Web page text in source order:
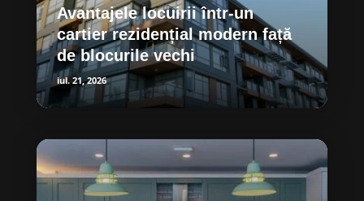
Avantajele locuirii într-un
cartier rezidențial modern față
de blocurile vechi
iul. 21, 2026